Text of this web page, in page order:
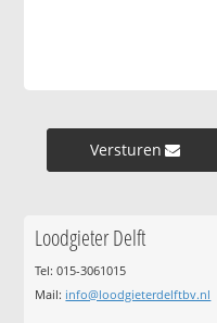
Versturen »
Loodgieter Delft
Tel: 015-3061015
Mail: info@loodgieterdelftbv.nl